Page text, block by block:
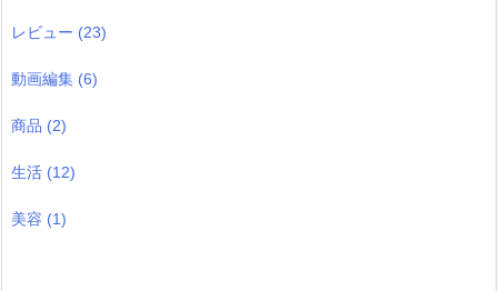
レビュー (23)
動画編集 (6)
商品 (2)
生活 (12)
美容 (1)